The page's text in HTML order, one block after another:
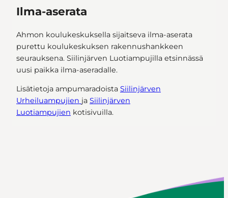
Ilma-aserata
Ahmon koulukeskuksella sijaitseva ilma-aserata
purettu koulukeskuksen rakennushankkeen
seurauksena. Siilinjärven Luotiampujilla etsinnässä
uusi paikka ilma-aseradalle.
Lisätietoja ampumaradoista Siilinjärven
Urheiluampujien ja Siilinjärven
Luotiampujien kotisivuilla.